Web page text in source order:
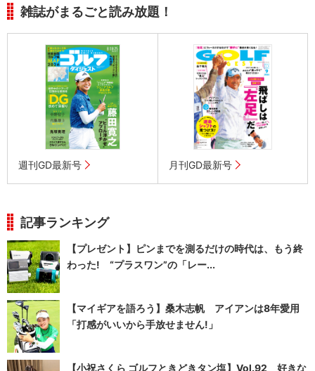
雑誌がまるごと読み放題！
週刊GD最新号 月刊GD最新号
記事ランキング
【プレゼント】ピンまでを測るだけの時代は、もう終
わった! “プラスワン”の「レー...
【マイギアを語ろう】桑木志帆 アイアンは8年愛用
「打感がいいから手放せません!」
【小祝さくら ゴルフときどきタン塩】Vol.92 好きな